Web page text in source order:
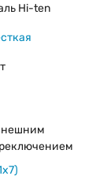
Hi-ten